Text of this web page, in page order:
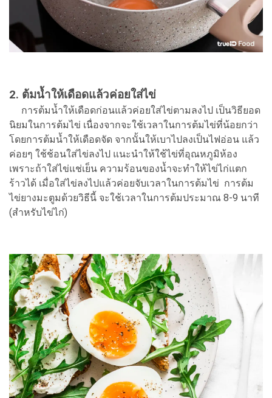
2. ต้มน้ำให้เดือดแล้วค่อยใส่ไข่
การต้มน้ำให้เดือดก่อนแล้วค่อยใส่ไข่ตามลงไป เป็นวิธียอด
นิยมในการต้มไข่ เนื่องจากจะใช้เวลาในการต้มไข่ที่น้อยกว่า
โดยการต้มน้ำให้เดือดจัด จากนั้นให้เบาไปลงเป็นไฟอ่อน แล้ว
ค่อยๆ ใช้ช้อนใส่ไข่ลงไป แนะนำให้ใช้ไข่ที่อุณหภูมิห้อง
เพราะถ้าใส่ไข่แช่เย็น ความร้อนของน้ำจะทำให้ไข่ไก่แตก
ร้าวได้ เมื่อใส่ไข่ลงไปแล้วค่อยจับเวลาในการต้มไข่ การต้ม
ไข่ยางมะตูมด้วยวิธีนี้ จะใช้เวลาในการต้มประมาณ 8-9 นาที
(สำหรับไข่ไก่)